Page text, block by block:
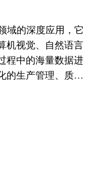
富有韧性的产业
咨询公司领衔撰
上，主要依据了国
改委、国家经济信
国家海关总署、全
杂志的基础信息以
和提供的大量资
供需状况、发展现
析，重点分析了国
如何面对行业的发
竞争力，以及行业
，特别是一些战
来确定地方经济发
确定方向和框架。
域的产业发展规
位→产业规划→产
于资源禀赋不
同，只有准确的理
才能编制出符合当
华拥有完善的调研
当地实际条件提取
指标。区域产业发
大于实质是产业
域的深度应用，它
机视觉、自然语言
程中的海量数据进
的生产管理、质量
，自动识别生产中
化生产流程，从而
产品质量，并推动
效化方向发展。它
，还为制造业的转
为工业4.0时代